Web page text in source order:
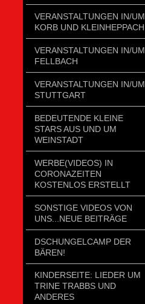
VERANSTALTUNGEN IN/UM
KORB UND KLEINHEPPACH
VERANSTALTUNGEN IN/UM
FELLBACH
VERANSTALTUNGEN IN/UM
STUTTGART
BEDEUTENDE KLEINE
STARS AUS UND UM
WEINSTADT
WERBE(VIDEOS) IN
CORONAZEITEN
KOSTENLOS ERSTELLT
SONSTIGE VIDEOS VON
UNS...NEUE BEITRÄGE
DSCHUNGELCAMP DER
BÄREN!
KINDERSEITE: LIEDER UM
TRINE TRABBS UND
ANDERES